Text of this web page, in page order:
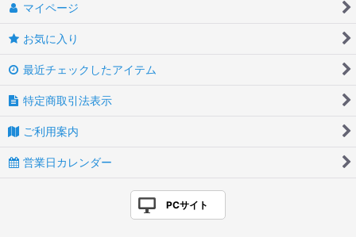
マイページ
お気に入り
最近チェックしたアイテム
特定商取引法表示
ご利用案内
営業日カレンダー
PCサイト